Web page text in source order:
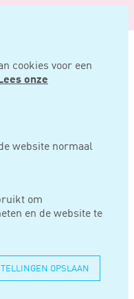
cookies voor een
Lees onze
website normaal
om
en de website te
OPSLAAN